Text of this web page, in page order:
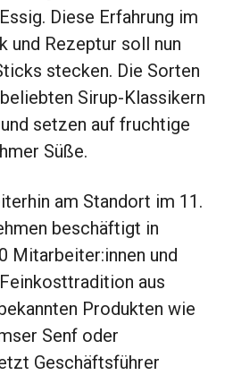
Diese Erfahrung im
und Rezeptur soll nun
stecken. Die Sorten
Sirup-Klassikern
setzen auf fruchtige
Süße.
am Standort im 11.
beschäftigt in
Mitarbeiter:innen und
aus
Produkten wie
Senf oder
Geschäftsführer